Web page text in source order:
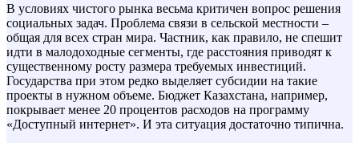
В условиях чистого рынка весьма критичен вопрос решения
социальных задач. Проблема связи в сельской местности –
общая для всех стран мира. Частник, как правило, не спешит
идти в малодоходные сегменты, где расстояния приводят к
существенному росту размера требуемых инвестиций.
Государства при этом редко выделяет субсидии на такие
проекты в нужном объеме. Бюджет Казахстана, например,
покрывает менее 20 процентов расходов на программу
«Доступный интернет». И эта ситуация достаточно типична.